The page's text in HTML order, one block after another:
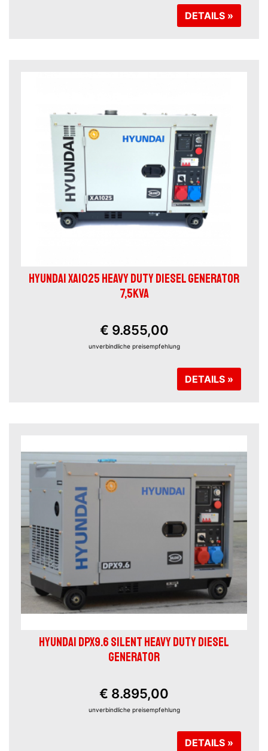
DETAILS »
HYUNDAI XA1025 HEAVY DUTY DIESEL GENERATOR
7,5KVA
€ 9.855,00
unverbindliche preisempfehlung
DETAILS »
HYUNDAI DPX9.6 SILENT HEAVY DUTY DIESEL
GENERATOR
€ 8.895,00
unverbindliche preisempfehlung
DETAILS »